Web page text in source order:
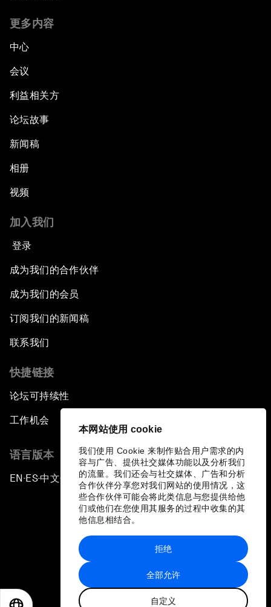
本网站使用 cookie
我们使用 Cookie 来制作贴合用户需求的内
容与广告、提供社交媒体功能以及分析我们
的流量。我们还会与社交媒体、广告和分析
合作伙伴分享您对我们网站的使用情况，这
些合作伙伴可能会将此类信息与您提供给他
们或他们在您使用其服务的过程中收集的其
他信息相结合。
全部允许
自定义
拒绝
更多内容
中心
会议
利益相关方
论坛故事
新闻稿
相册
视频
加入我们
登录
成为我们的合作伙伴
成为我们的会员
订阅我们的新闻稿
联系我们
快捷链接
论坛可持续性
工作机会
语言版本
EN ▪ES▪中文▪ 日本語
站点地图
世界经济论坛